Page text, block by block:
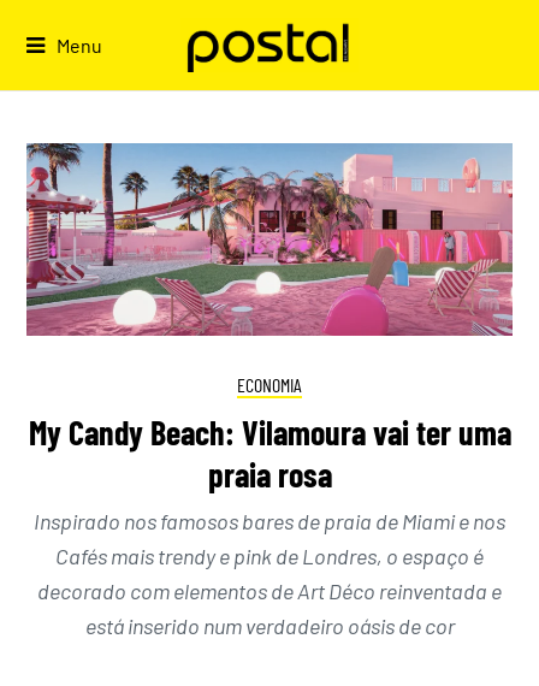
Menu
ECONOMIA
My Candy Beach: Vilamoura vai ter uma
praia rosa
Inspirado nos famosos bares de praia de Miami e nos
Cafés mais trendy e pink de Londres, o espaço é
decorado com elementos de Art Déco reinventada e
está inserido num verdadeiro oásis de cor